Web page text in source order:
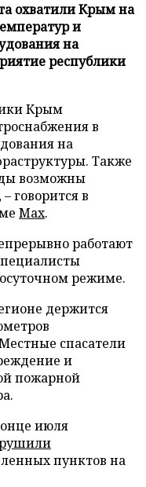
охватили Крым на
и
на
республики
Крым
в
на
Также
возможны
говорится в
Max.
работают
режиме.
держится
спасатели
и
пожарной
июля
пунктов на